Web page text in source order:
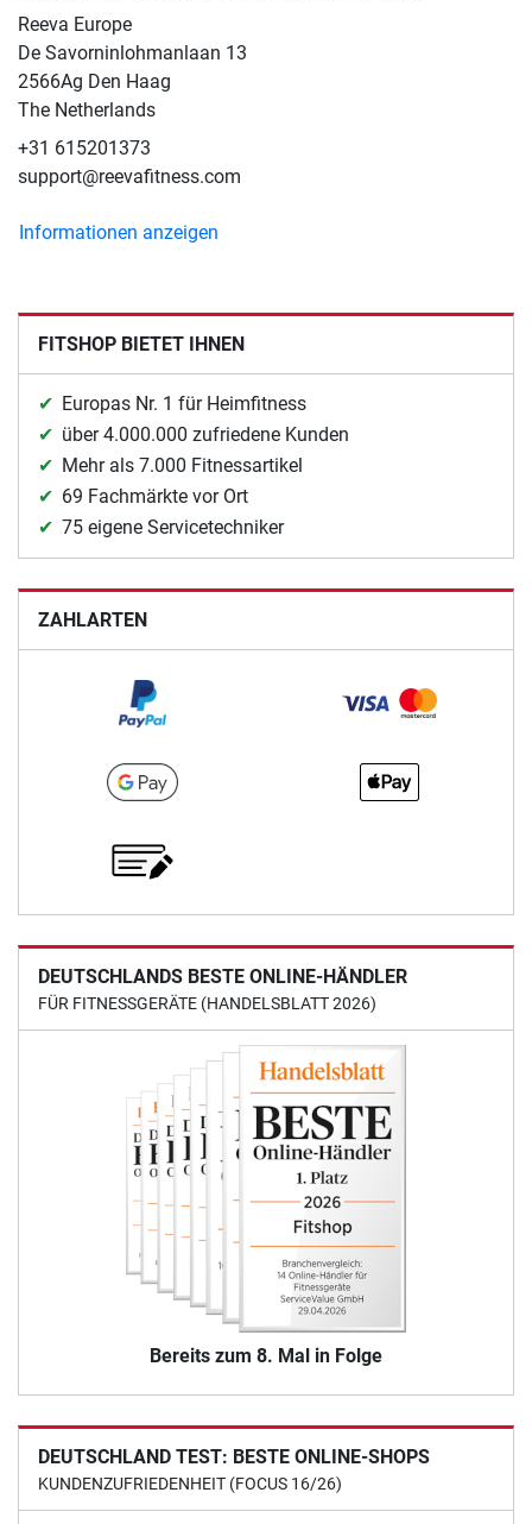
Reeva Europe
De Savorninlohmanlaan 13
2566Ag Den Haag
The Netherlands
+31 615201373
support@reevafitness.com
Informationen anzeigen
FITSHOP BIETET IHNEN
Europas Nr. 1 für Heimfitness
über 4.000.000 zufriedene Kunden
Mehr als 7.000 Fitnessartikel
69 Fachmärkte vor Ort
75 eigene Servicetechniker
ZAHLARTEN
DEUTSCHLANDS BESTE ONLINE-HÄNDLER
FÜR FITNESSGERÄTE (HANDELSBLATT 2026)
Bereits zum 8. Mal in Folge
DEUTSCHLAND TEST: BESTE ONLINE-SHOPS
KUNDENZUFRIEDENHEIT (FOCUS 16/26)